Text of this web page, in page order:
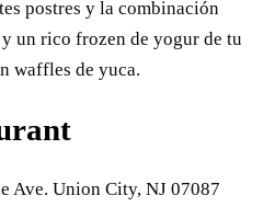
postres y la combinación
un rico frozen de yogur de tu
waffles de yuca.
Ave. Union City, NJ 07087